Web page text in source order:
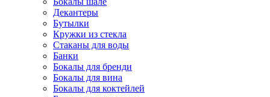
Декантеры
Бутылки
Кружки из стекла
Стаканы для воды
Банки
Бокалы для бренди
Бокалы для вина
Бокалы для коктейлей